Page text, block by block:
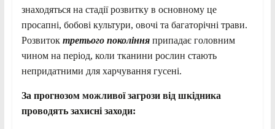
знаходяться на стадії розвитку в основному це
просапні, бобові культури, овочі та багаторічні трави.
Розвиток третього поколінняприпадає головним
чином на період, коли тканини рослин стають
непридатними для харчування гусені.
За прогнозом можливої загрози від шкідника
проводять захисні заходи: